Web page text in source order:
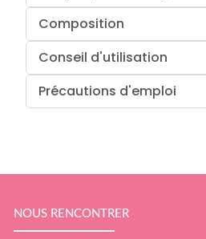
Composition
Conseil d'utilisation
Précautions d'emploi
NOUS RENCONTRER